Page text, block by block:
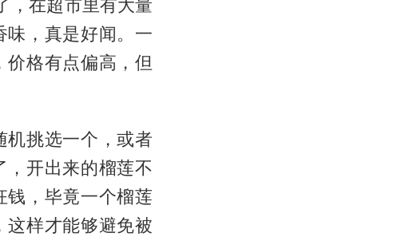
，在超市里有大量
味，真是好闻。一
格有点偏高，但
机挑选一个，或者
，开出来的榴莲不
钱，毕竟一个榴莲
这样才能够避免被